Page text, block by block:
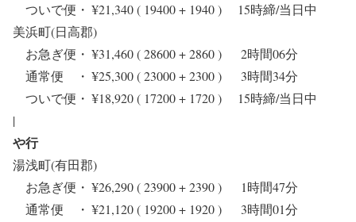
ついで便・ ¥21,340 ( 19400 + 1940 ) 15時締/当日中
美浜町(日高郡)
お急ぎ便・ ¥31,460 ( 28600 + 2860 ) 2時間06分
通常便 ・ ¥25,300 ( 23000 + 2300 ) 3時間34分
ついで便・ ¥18,920 ( 17200 + 1720 ) 15時締/当日中
|
や行
湯浅町(有田郡)
お急ぎ便・ ¥26,290 ( 23900 + 2390 ) 1時間47分
通常便 ・ ¥21,120 ( 19200 + 1920 ) 3時間01分